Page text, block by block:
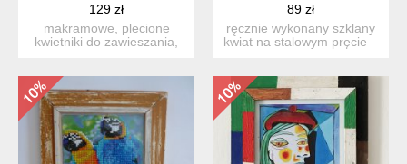
129 zł
makramowe, plecione
kwietniki do zawieszania,
89 zł
ręcznie wykonany szklany
kwiat na stalowym pręcie –